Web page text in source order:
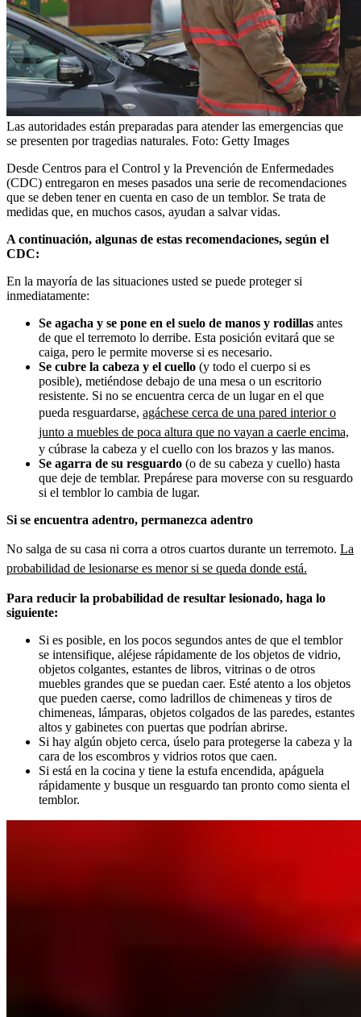
Las autoridades están preparadas para atender las emergencias que
se presenten por tragedias naturales. Foto: Getty Images
Desde Centros para el Control y la Prevención de Enfermedades
(CDC) entregaron en meses pasados una serie de recomendaciones
que se deben tener en cuenta en caso de un temblor. Se trata de
medidas que, en muchos casos, ayudan a salvar vidas.
A continuación, algunas de estas recomendaciones, según el
CDC:
En la mayoría de las situaciones usted se puede proteger si
inmediatamente:
Se agacha y se pone en el suelo de manos y rodillas antes
de que el terremoto lo derribe. Esta posición evitará que se
caiga, pero le permite moverse si es necesario.
Se cubre la cabeza y el cuello (y todo el cuerpo si es
posible), metiéndose debajo de una mesa o un escritorio
resistente. Si no se encuentra cerca de un lugar en el que
pueda resguardarse, agáchese cerca de una pared interior o
junto a muebles de poca altura que no vayan a caerle encima,
y cúbrase la cabeza y el cuello con los brazos y las manos.
Se agarra de su resguardo (o de su cabeza y cuello) hasta
que deje de temblar. Prepárese para moverse con su resguardo
si el temblor lo cambia de lugar.
Si se encuentra adentro, permanezca adentro
No salga de su casa ni corra a otros cuartos durante un terremoto. La
probabilidad de lesionarse es menor si se queda donde está.
Para reducir la probabilidad de resultar lesionado, haga lo
siguiente:
Si es posible, en los pocos segundos antes de que el temblor
se intensifique, aléjese rápidamente de los objetos de vidrio,
objetos colgantes, estantes de libros, vitrinas o de otros
muebles grandes que se puedan caer. Esté atento a los objetos
que pueden caerse, como ladrillos de chimeneas y tiros de
chimeneas, lámparas, objetos colgados de las paredes, estantes
altos y gabinetes con puertas que podrían abrirse.
Si hay algún objeto cerca, úselo para protegerse la cabeza y la
cara de los escombros y vidrios rotos que caen.
Si está en la cocina y tiene la estufa encendida, apáguela
rápidamente y busque un resguardo tan pronto como sienta el
temblor.